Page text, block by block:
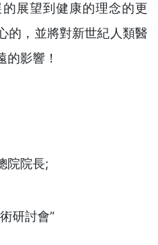
展望到健康的理念的更
的，並將對新世紀人類醫
的影響！
院院長;
研討會”